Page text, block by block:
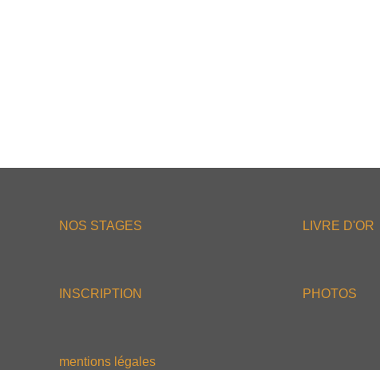
NOS STAGES
INSCRIPTION
mentions légales
LIVRE D'OR
PHOTOS